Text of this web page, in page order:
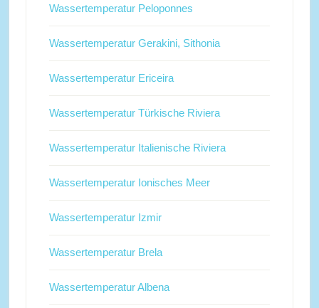
Wassertemperatur Peloponnes
Wassertemperatur Gerakini, Sithonia
Wassertemperatur Ericeira
Wassertemperatur Türkische Riviera
Wassertemperatur Italienische Riviera
Wassertemperatur Ionisches Meer
Wassertemperatur Izmir
Wassertemperatur Brela
Wassertemperatur Albena